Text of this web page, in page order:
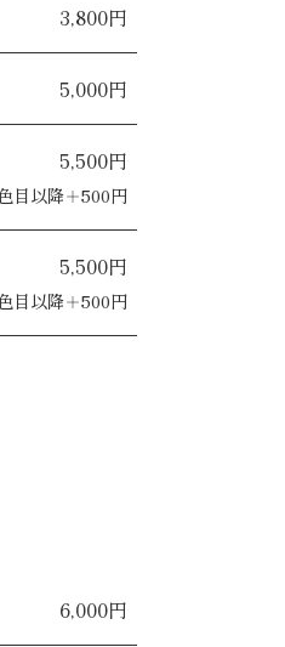
3,800円
5,000円
5,500円
目以降＋500円
5,500円
目以降＋500円
6,000円